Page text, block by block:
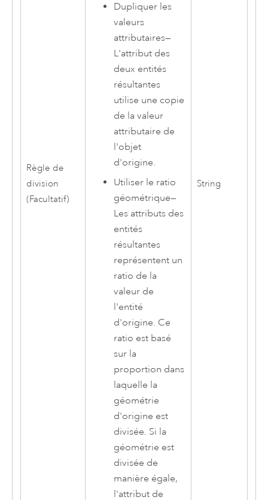
Règle de
division
(Facultatif)
Dupliquer les
valeurs
attributaires—
L'attribut des
deux entités
résultantes
utilise une copie
de la valeur
attributaire de
l'objet
d'origine.
Utiliser le ratio
géométrique—
Les attributs des
entités
résultantes
représentent un
ratio de la
valeur de
l'entité
d'origine. Ce
ratio est basé
sur la
proportion dans
laquelle la
géométrie
d'origine est
divisée. Si la
géométrie est
divisée de
manière égale,
l'attribut de
String